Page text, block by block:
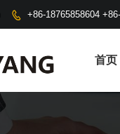
 +86-18765858604
首页